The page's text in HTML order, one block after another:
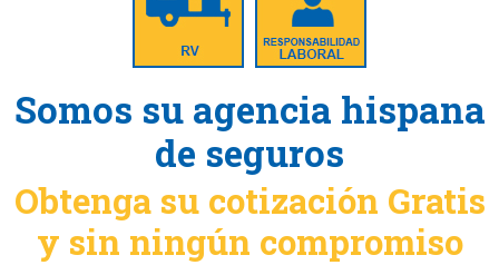
Somos su agencia hispana
de seguros
Obtenga su cotización Gratis
y sin ningún compromiso